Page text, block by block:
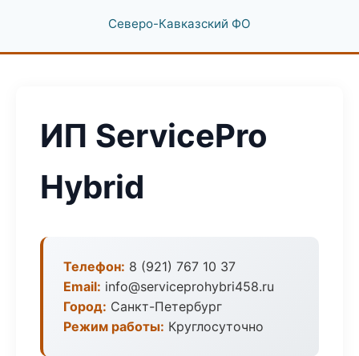
Северо-Кавказский ФО
ИП ServicePro
Hybrid
Телефон: 8 (921) 767 10 37
Email: info@serviceprohybri458.ru
Город: Санкт-Петербург
Режим работы: Круглосуточно